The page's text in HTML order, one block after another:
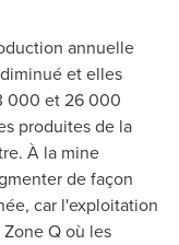
annuelle
et elles
000 et26 000
produites de la
À la mine
de façon
car l'exploitation
Q où les